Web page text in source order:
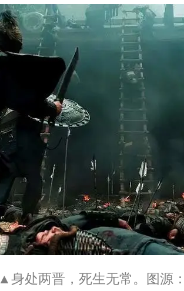
▲身处两晋，死生无常。图源